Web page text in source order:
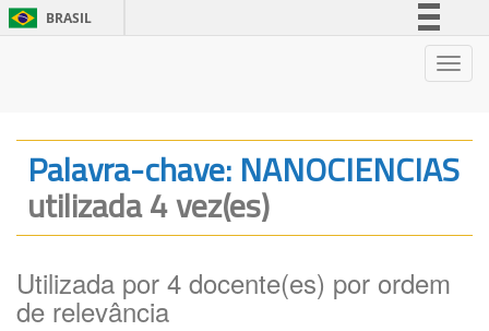
BRASIL
Legislação
Palavra-chave: NANOCIENCIAS
utilizada 4 vez(es)
Utilizada por 4 docente(es) por ordem
de relevância